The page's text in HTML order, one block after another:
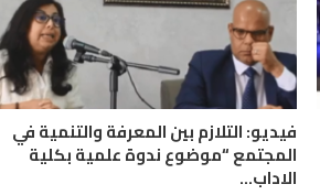
فيديو: التلازم بين المعرفة والتنمية في
المجتمع “موضوع ندوة علمية بكلية
الاداب…